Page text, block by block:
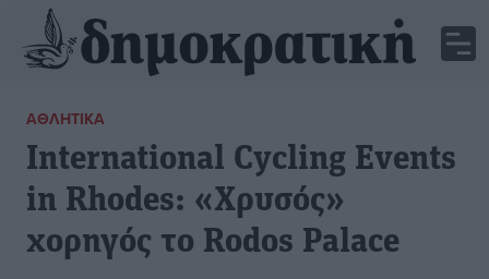
ΑΘΛΗΤΙΚΆ
International Cycling Events
in Rhodes: «Χρυσός»
χορηγός το Rodos Palace